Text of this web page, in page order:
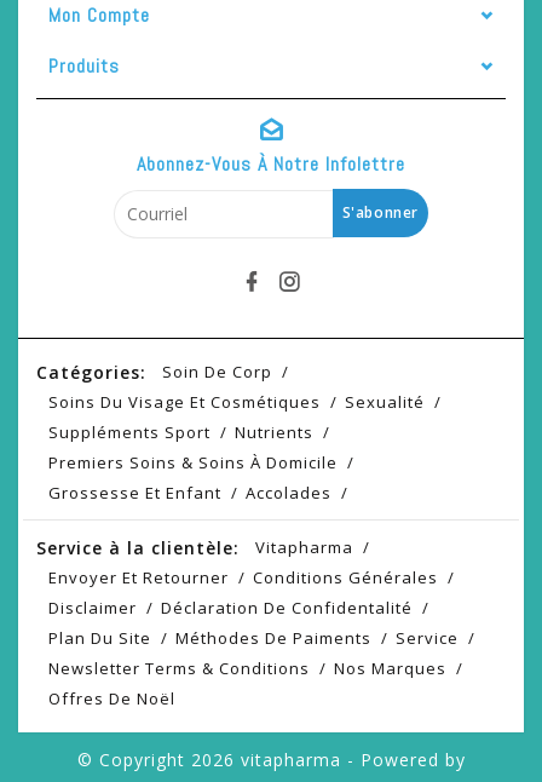
Mon Compte
Produits
Abonnez-Vous À Notre Infolettre
S'abonner
Catégories:
Soin De Corp
Soins Du Visage Et Cosmétiques
Sexualité
Suppléments Sport
Nutrients
Premiers Soins & Soins À Domicile
Grossesse Et Enfant
Accolades
Service à la clientèle:
Vitapharma
Envoyer Et Retourner
Conditions Générales
Disclaimer
Déclaration De Confidentalité
Plan Du Site
Méthodes De Paiments
Service
Newsletter Terms & Conditions
Nos Marques
Offres De Noël
© Copyright 2026 vitapharma - Powered by